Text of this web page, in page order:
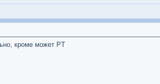
кроме может PT